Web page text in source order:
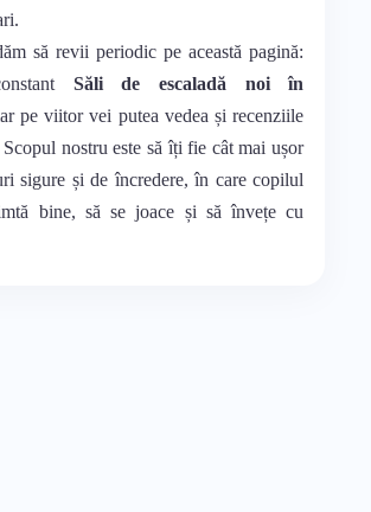
să revii periodic pe această pagină:
Săli de escaladă noi în
pe viitor vei putea vedea și recenziile
nostru este să îți fie cât mai ușor
sigure și de încredere, în care copilul
bine, să se joace și să învețe cu